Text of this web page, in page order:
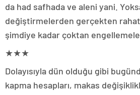
da had safhada ve aleni yani.
değiştirmelerden gerçekten
şimdiye kadar çoktan
★★★
Dolayısıyla dün olduğu gibi
kapma hesapları, makas